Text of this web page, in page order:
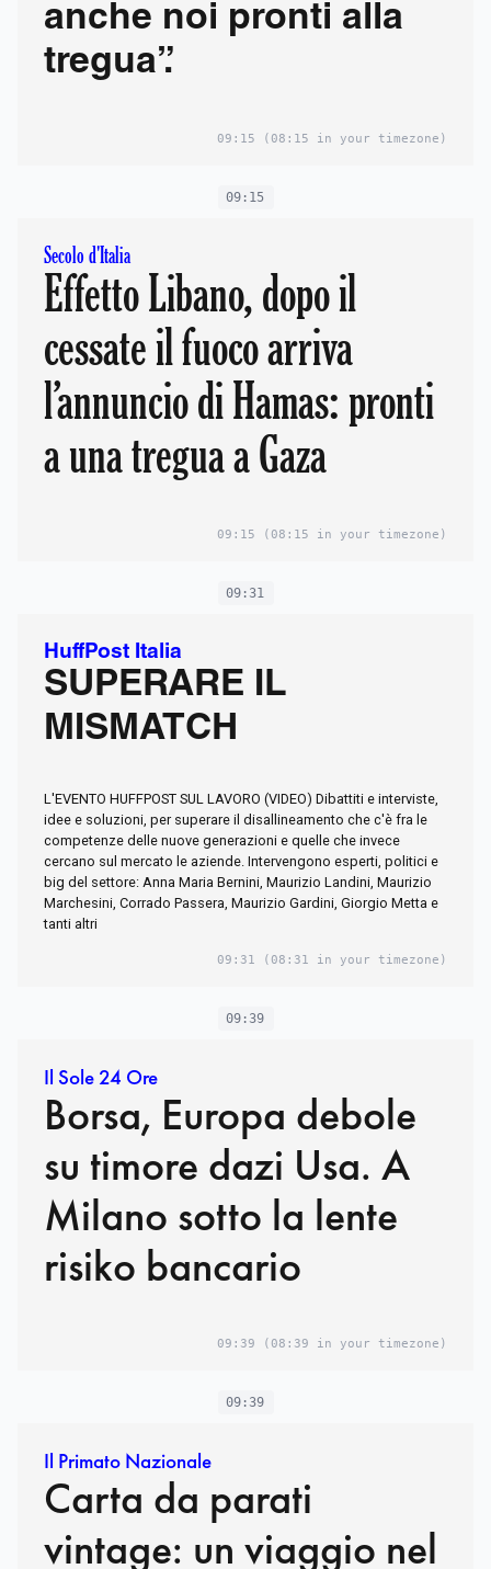
anche noi pronti alla
tregua”.
09:15 (08:15 in your timezone)
09:15
Secolo d'Italia
Effetto Libano, dopo il
cessate il fuoco arriva
l’annuncio di Hamas: pronti
a una tregua a Gaza
09:15 (08:15 in your timezone)
09:31
HuffPost Italia
SUPERARE IL
MISMATCH
L'EVENTO HUFFPOST SUL LAVORO (VIDEO) Dibattiti e interviste,
idee e soluzioni, per superare il disallineamento che c'è fra le
competenze delle nuove generazioni e quelle che invece
cercano sul mercato le aziende. Intervengono esperti, politici e
big del settore: Anna Maria Bernini, Maurizio Landini, Maurizio
Marchesini, Corrado Passera, Maurizio Gardini, Giorgio Metta e
tanti altri
09:31 (08:31 in your timezone)
09:39
Il Sole 24 Ore
Borsa, Europa debole
su timore dazi Usa. A
Milano sotto la lente
risiko bancario
09:39 (08:39 in your timezone)
09:39
Il Primato Nazionale
Carta da parati
vintage: un viaggio nel